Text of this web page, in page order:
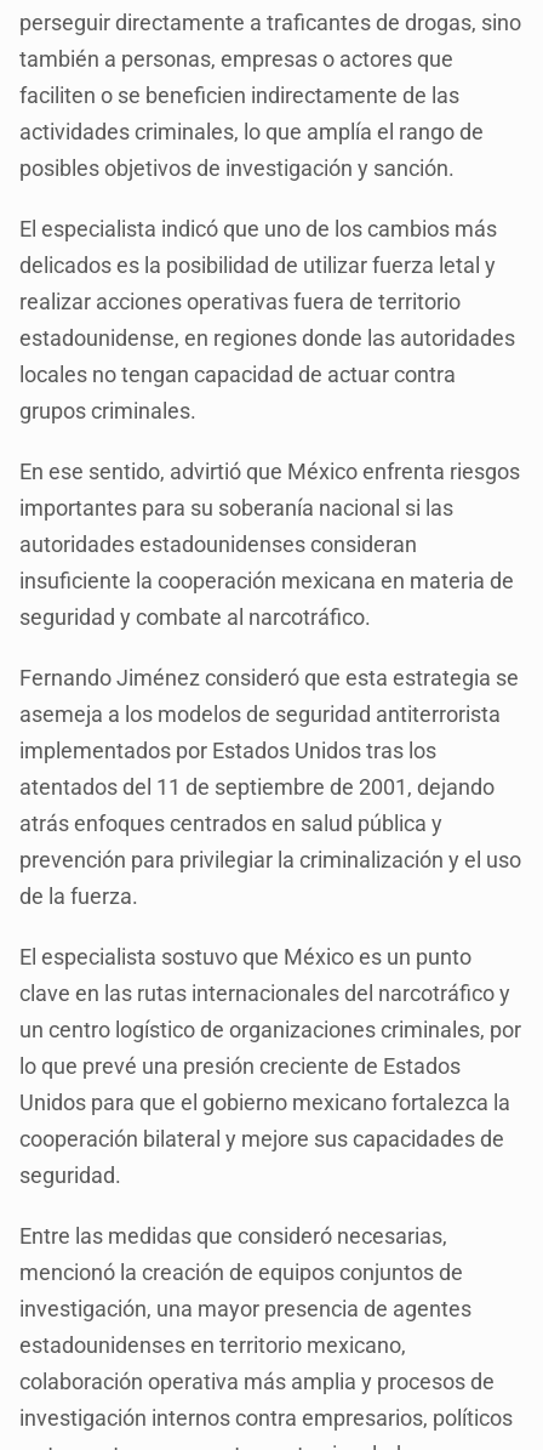
perseguir directamente a traficantes de drogas, sino
también a personas, empresas o actores que
faciliten o se beneficien indirectamente de las
actividades criminales, lo que amplía el rango de
posibles objetivos de investigación y sanción.
El especialista indicó que uno de los cambios más
delicados es la posibilidad de utilizar fuerza letal y
realizar acciones operativas fuera de territorio
estadounidense, en regiones donde las autoridades
locales no tengan capacidad de actuar contra
grupos criminales.
En ese sentido, advirtió que México enfrenta riesgos
importantes para su soberanía nacional si las
autoridades estadounidenses consideran
insuficiente la cooperación mexicana en materia de
seguridad y combate al narcotráfico.
Fernando Jiménez consideró que esta estrategia se
asemeja a los modelos de seguridad antiterrorista
implementados por Estados Unidos tras los
atentados del 11 de septiembre de 2001, dejando
atrás enfoques centrados en salud pública y
prevención para privilegiar la criminalización y el uso
de la fuerza.
El especialista sostuvo que México es un punto
clave en las rutas internacionales del narcotráfico y
un centro logístico de organizaciones criminales, por
lo que prevé una presión creciente de Estados
Unidos para que el gobierno mexicano fortalezca la
cooperación bilateral y mejore sus capacidades de
seguridad.
Entre las medidas que consideró necesarias,
mencionó la creación de equipos conjuntos de
investigación, una mayor presencia de agentes
estadounidenses en territorio mexicano,
colaboración operativa más amplia y procesos de
investigación internos contra empresarios, políticos